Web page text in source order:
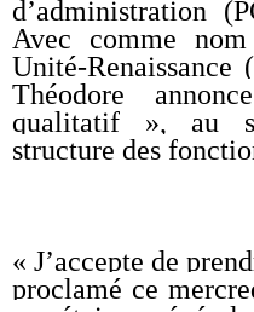
d’administration
Avec comme
Unité-
Théodore
qualitatif », au
structure des
« J’accepte de
proclamé ce